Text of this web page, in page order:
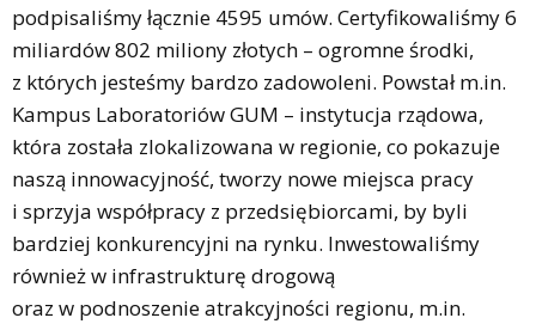
podpisaliśmy łącznie 4595 umów. Certyfikowaliśmy 6
miliardów 802 miliony złotych – ogromne środki,
z których jesteśmy bardzo zadowoleni. Powstał m.in.
Kampus Laboratoriów GUM – instytucja rządowa,
która została zlokalizowana w regionie, co pokazuje
naszą innowacyjność, tworzy nowe miejsca pracy
i sprzyja współpracy z przedsiębiorcami, by byli
bardziej konkurencyjni na rynku. Inwestowaliśmy
również w infrastrukturę drogową
oraz w podnoszenie atrakcyjności regionu, m.in.